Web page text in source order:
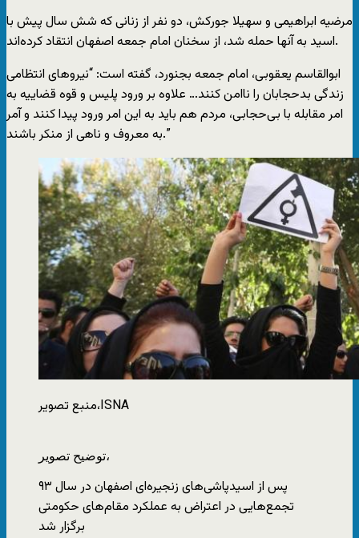
مرضیه ابراهیمی و سهیلا جورکش، دو نفر از زنانی که شش سال پیش با
اسید به آنها حمله شد، از سخنان امام جمعه اصفهان انتقاد کرده‌اند.
ابوالقاسم یعقوبی، امام جمعه بجنورد، گفته است: “نیروهای انتظامی
زندگی بدحجابان را ناامن کنند… علاوه بر ورود پلیس و قوه قضاییه به
امر مقابله با بی‌حجابی، مردم هم باید به این امر ورود پیدا کنند و آمر
به معروف و ناهی از منکر باشند.”
منبع تصویر،ISNA
توضیح تصویر،
پس از اسیدپاشی‌های زنجیره‌ای اصفهان در سال ۹۳
تجمع‌هایی در اعتراض به عملکرد مقام‌های حکومتی
برگزار شد